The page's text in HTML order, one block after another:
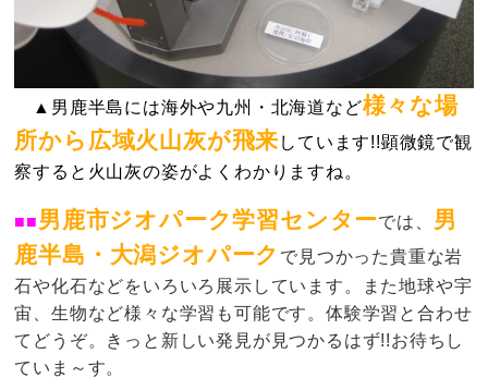
▲男鹿半島には海外や九州・北海道など様々な場
所から広域火山灰が飛来 しています!!顕微鏡で観
察すると火山灰の姿がよくわかりますね。
■■男鹿市ジオパーク学習センターでは、 男
鹿半島・大潟ジオパーク で見つかった貴重な岩
石や化石などをいろいろ展示しています。また地球や宇
宙、生物など様々な学習も可能です。体験学習と合わせ
てどうぞ。きっと新しい発見が見つかるはず!!お待ちし
ていま～す。